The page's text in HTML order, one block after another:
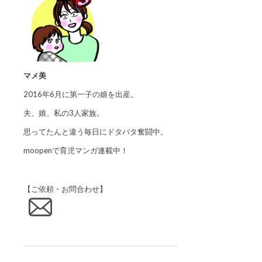
マメ美
2016年6月に第一子の娘を出産。
夫、娘、私の3人家族。
思ってたんと違う毎日にドタバタ奮闘中。
moopenで育児マンガ連載中！
【ご依頼・お問合わせ】